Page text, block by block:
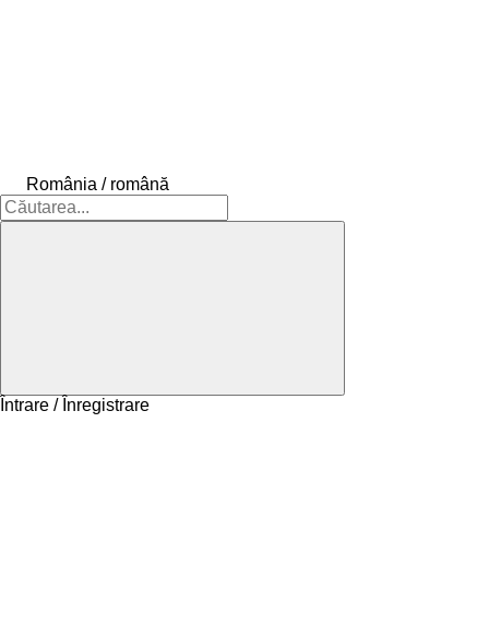
România / română
Întrare / Înregistrare